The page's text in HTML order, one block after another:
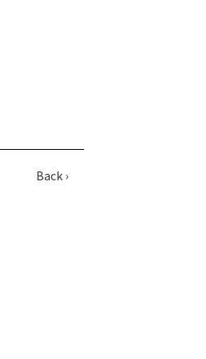
Back ›